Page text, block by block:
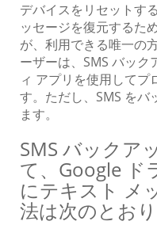
デバイスをリセットす
ッセージを復元するた
が、利用できる唯一の
ーザーは、SMS バッ
ィ アプリを使用してプ
す。ただし、SMS をバ
ます。
SMS バックア
て、Google ド
にテキスト メ
法は次のとおり